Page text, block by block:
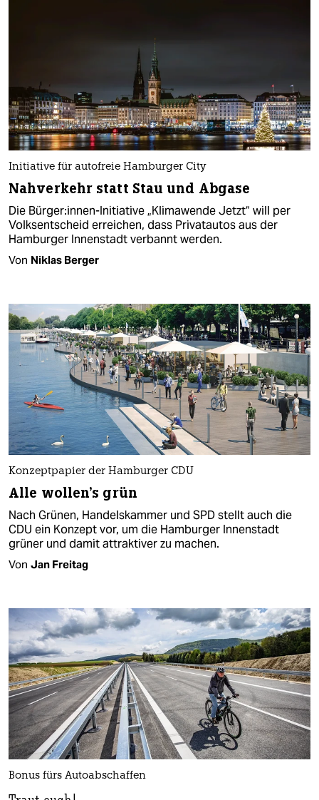
Initiative für autofreie Hamburger City
Nahverkehr statt Stau und Abgase
Die Bürger:innen-In­itia­ti­ve „Klimawende Jetzt“ will per
Volksentscheid erreichen, dass Privatautos aus der
Hamburger Innenstadt verbannt werden.
Von Niklas Berger
Konzeptpapier der Hamburger CDU
Alle wollen's grün
Nach Grünen, Handelskammer und SPD stellt auch die
CDU ein Konzept vor, um die Hamburger Innenstadt
grüner und damit attraktiver zu machen.
Von Jan Freitag
Bonus fürs Autoabschaffen